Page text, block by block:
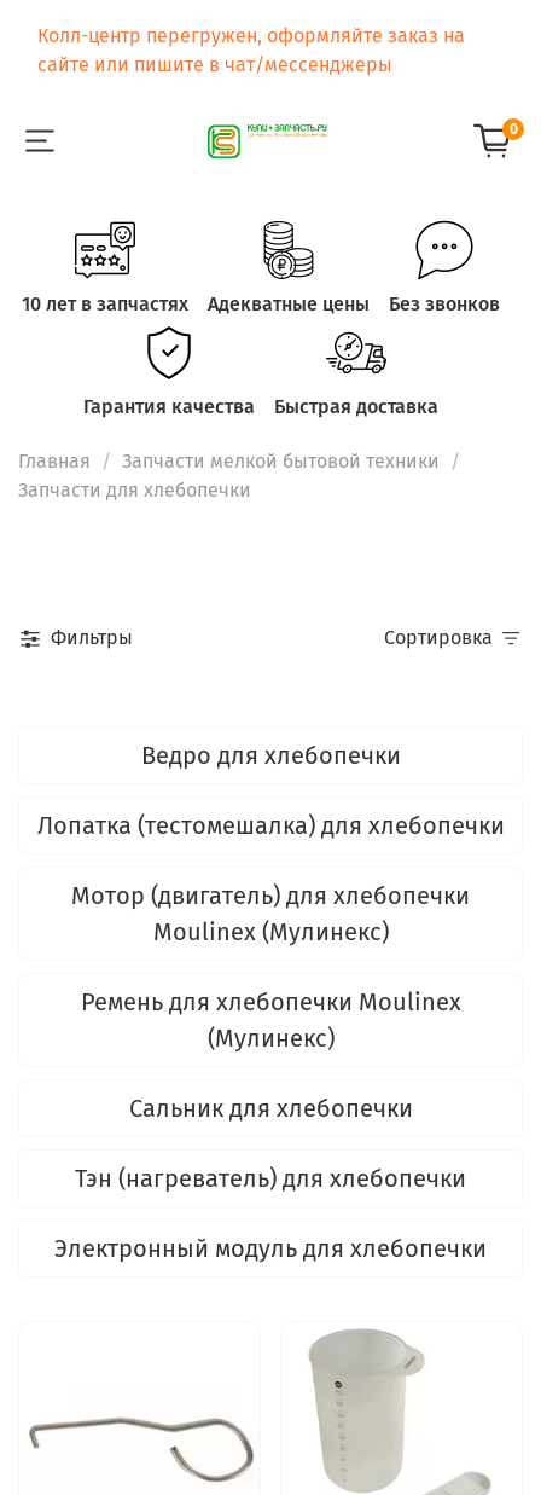
Колл-центр перегружен, оформляйте заказ на
сайте или пишите в чат/мессенджеры
0
10 лет в запчастях Адекватные цены Без звонков
Гарантия качества Быстрая доставка
Главная
Запчасти мелкой бытовой техники
Запчасти для хлебопечки
Фильтры Сортировка
Ведро для хлебопечки
Лопатка (тестомешалка) для хлебопечки
Мотор (двигатель) для хлебопечки
Moulinex (Мулинекс)
Ремень для хлебопечки Moulinex
(Мулинекс)
Сальник для хлебопечки
Тэн (нагреватель) для хлебопечки
Электронный модуль для хлебопечки